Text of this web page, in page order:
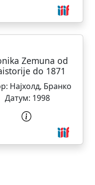
Zemuna od
do 1871
Најхолд, Бранко
Датум: 1998